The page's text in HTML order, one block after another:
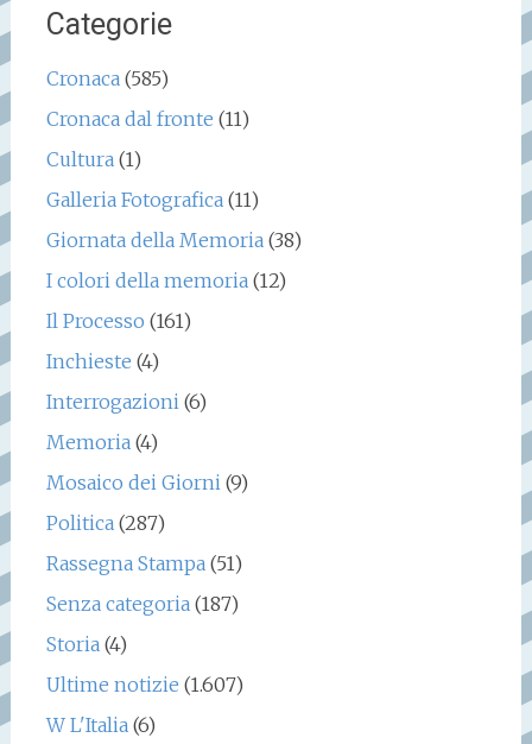
Categorie
Cronaca(585)
Cronaca dal fronte (11)
Cultura(1)
Galleria Fotografica(11)
Giornata della Memoria(38)
I colori della memoria(12)
Il Processo (161)
Inchieste (4)
Interrogazioni(6)
Memoria(4)
Mosaico dei Giorni(9)
Politica(287)
Rassegna Stampa(51)
Senza categoria(187)
Storia(4)
Ultime notizie (1.607)
W L'Italia(6)